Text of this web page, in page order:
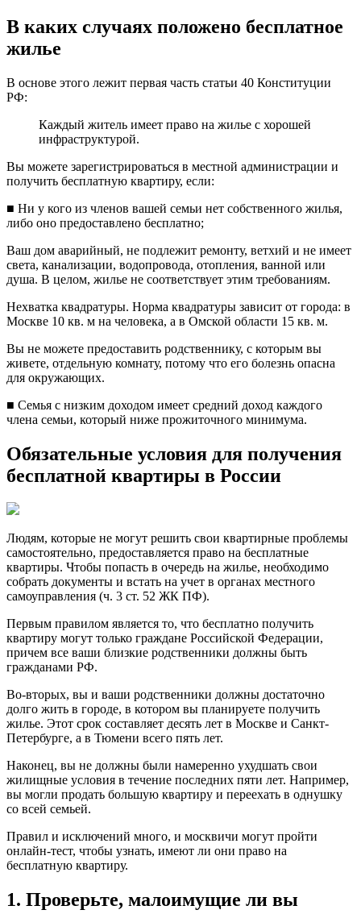
В каких случаях положено бесплатное
жилье
В основе этого лежит первая часть статьи 40 Конституции
PФ:
Каждый житель имеет право на жилье с хорошей
инфраструктурой.
Вы можете зарегистрироваться в местной администрации и
получить бесплатную квартиру, если:
■ Ни у кого из членов вашей семьи нет собственного жилья,
либо оно предоставлено бесплатно;
Ваш дом аварийный, не подлежит ремонту, ветхий и не имеет
света, канализации, водопровода, отопления, ванной или
душа. В целом, жилье не соответствует этим требованиям.
Нехватка квадратуры. Норма квадратуры зависит от города: в
Москве 10 кв. м на человека, а в Омской области 15 кв. м.
Вы не можете предоставить родственнику, с которым вы
живете, отдельную комнату, потому что его болезнь опасна
для окружающих.
■ Семья с низким доходом имеет средний доход каждого
члена семьи, который ниже прожиточного минимума.
Обязательные условия для получения
бесплатной квартиры в России
Людям, которые не могут решить свои квартирные проблемы
самостоятельно, предоставляется право на бесплатные
квартиры. Чтобы попасть в очередь на жилье, необходимо
собрать документы и встать на учет в органах местного
самоуправления (ч. 3 ст. 52 ЖК ПФ).
Первым правилом является то, что бесплатно получить
квартиру могут только граждане Российской Федерации,
причем все ваши близкие родственники должны быть
гражданами РФ.
Во-вторых, вы и ваши родственники должны достаточно
долго жить в городе, в котором вы планируете получить
жилье. Этот срок составляет десять лет в Москве и Санкт-
Петербурге, а в Тюмени всего пять лет.
Наконец, вы не должны были намеренно ухудшать свои
жилищные условия в течение последних пяти лет. Например,
вы могли продать большую квартиру и переехать в однушку
со всей семьей.
Правил и исключений много, и москвичи могут пройти
онлайн-тест, чтобы узнать, имеют ли они право на
бесплатную квартиру.
1. Проверьте, малоимущие ли вы